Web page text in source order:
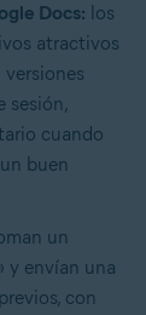
Docs: los
atractivos
sesión,
cuando
buen
un
y envían una
con